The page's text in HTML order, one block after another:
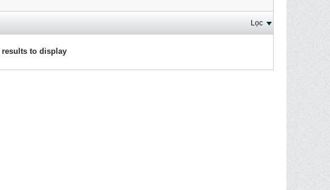
Lọc
results to display